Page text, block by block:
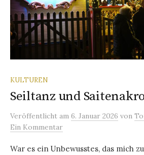
KULTUREN
Seiltanz und
Veröffentlicht am 6. Januar 2026 von
Ein Kommentar
War es ein Unbewusstes, das mich